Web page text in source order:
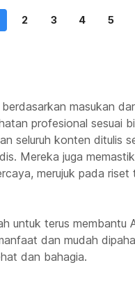
kami
untuk […]
2 3 4 5
masukan
profesional sesuai
seluruh konten ditulis
Mereka juga
merujuk pada riset
untuk terus membantu
dan mudah
dan bahagia.